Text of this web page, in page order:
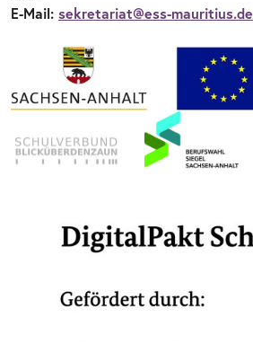
E-Mail: sekretariat@ess-mauritius.de